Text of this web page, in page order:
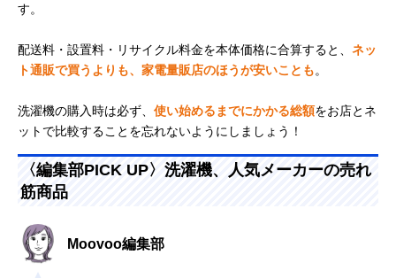
す。
配送料・設置料・リサイクル料金を本体価格に合算すると、 ネッ
ト通販で買うよりも、家電量販店のほうが安いことも。
洗濯機の購入時は必ず、 使い始めるまでにかかる総額をお店とネ
ットで比較することを忘れないようにしましょう！
〈編集部PICK UP〉洗濯機、人気メーカーの売れ
筋商品
Moovoo編集部